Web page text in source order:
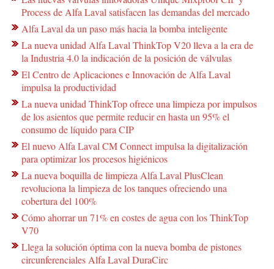
Process de Alfa Laval satisfacen las demandas del mercado
Alfa Laval da un paso más hacia la bomba inteligente
La nueva unidad Alfa Laval ThinkTop V20 lleva a la era de
la Industria 4.0 la indicación de la posición de válvulas
El Centro de Aplicaciones e Innovación de Alfa Laval
impulsa la productividad
La nueva unidad ThinkTop ofrece una limpieza por impulsos
de los asientos que permite reducir en hasta un 95% el
consumo de líquido para CIP
El nuevo Alfa Laval CM Connect impulsa la digitalización
para optimizar los procesos higiénicos
La nueva boquilla de limpieza Alfa Laval PlusClean
revoluciona la limpieza de los tanques ofreciendo una
cobertura del 100%
Cómo ahorrar un 71% en costes de agua con los ThinkTop
V70
Llega la solución óptima con la nueva bomba de pistones
circunferenciales Alfa Laval DuraCirc